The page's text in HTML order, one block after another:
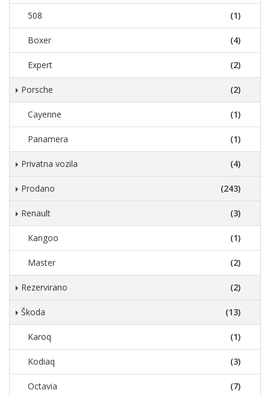
508 (1)
Boxer (4)
Expert (2)
Porsche (2)
Cayenne (1)
Panamera (1)
Privatna vozila (4)
Prodano (243)
Renault (3)
Kangoo (1)
Master (2)
Rezervirano (2)
Škoda (13)
Karoq (1)
Kodiaq (3)
Octavia (7)